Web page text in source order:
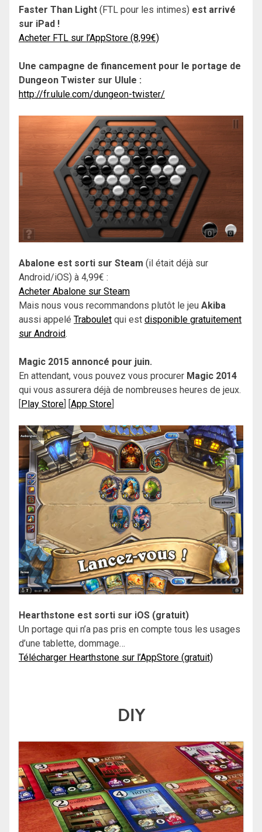
Faster Than Light (FTL pour les intimes) est arrivé
sur iPad !
Acheter FTL sur l’AppStore (8,99€)
Une campagne de financement pour le portage de
Dungeon Twister sur Ulule :
http://fr.ulule.com/dungeon-twister/
Abalone est sorti sur Steam (il était déjà sur
Android/iOS) à 4,99€ :
Acheter Abalone sur Steam
Mais nous vous recommandons plutôt le jeu Akiba
aussi appelé Traboulet qui est disponible gratuitement
sur Android.
Magic 2015 annoncé pour juin.
En attendant, vous pouvez vous procurer Magic 2014
qui vous assurera déjà de nombreuses heures de jeux.
[Play Store] [App Store]
Hearthstone est sorti sur iOS (gratuit)
Un portage qui n’a pas pris en compte tous les usages
d’une tablette, dommage…
Télécharger Hearthstone sur l’AppStore (gratuit)
DIY